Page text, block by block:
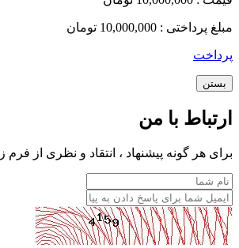
مبلغ پرداختی :
پرداخت
بستن
ارتباط با من
برای هر گونه پیشنهاد ، انتقاد و نظری از فرم